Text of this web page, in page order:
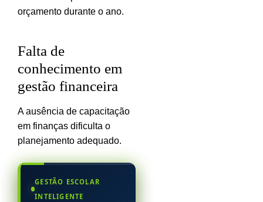
orçamento durante o ano.
Falta de
conhecimento em
gestão financeira
A ausência de capacitação
em finanças dificulta o
planejamento adequado.
GESTÃO ESCOLAR
INTELIGENTE